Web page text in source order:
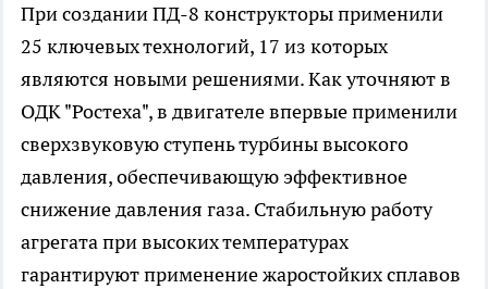
При создании ПД-8 конструкторы применили
25 ключевых технологий, 17 из которых
являются новыми решениями. Как уточняют в
ОДК "Ростеха", в двигателе впервые применили
сверхзвуковую ступень турбины высокого
давления, обеспечивающую эффективное
снижение давления газа. Стабильную работу
агрегата при высоких температурах
гарантируют применение жаростойких сплавов